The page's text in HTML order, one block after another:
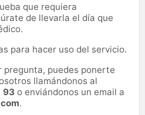
que requiera
de llevarla el día que
para hacer uso del servicio.
pregunta, puedes ponerte
llamándonos al
93 o enviándonos un email a
.